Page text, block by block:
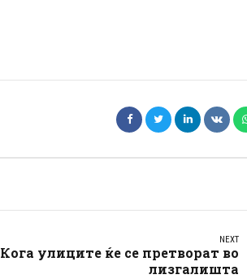
NEXT
Кога улиците ќе се претворат во
лизгалишта